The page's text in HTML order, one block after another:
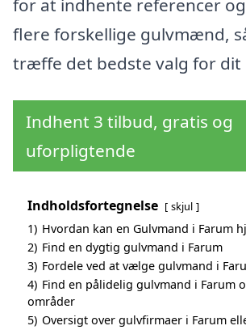
for at indhente referencer
flere forskellige gulvmænd,
træffe det bedste valg for dit
Indhent 3 tilbud, gratis og
uforpligtende
Indholdsfortegnelse skjul
1) Hvordan kan en Gulvmand i Farum
2) Find en dygtig gulvmand i Farum
3) Fordele ved at vælge gulvmand i
4) Find en pålidelig gulvmand i Farum
områder
5) Oversigt over gulvfirmaer i Farum